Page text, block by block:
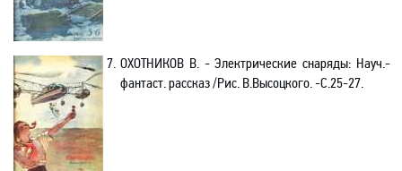
7. ОХОТНИКОВ В. - Электрические снаряды: Науч.-
фантаст. рассказ /Рис. В.Высоцкого. -С.25-27.